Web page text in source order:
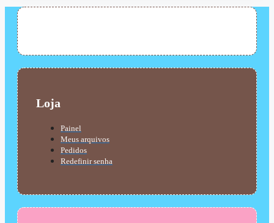
Loja
Painel
Meus arquivos
Pedidos
Redefinir senha